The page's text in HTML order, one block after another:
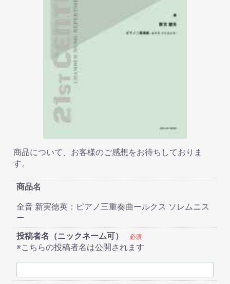
商品について、お客様のご感想をお待ちしておりま
す。
商品名
全音 新実徳英：ピアノ三重奏曲ールクス ソレムニス
ー
投稿者名（ニックネーム可）
必須
※こちらの投稿者名は公開されます